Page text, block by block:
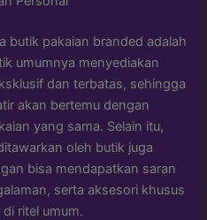
butik pakaian branded adalah
umumnya menyediakan
dan terbatas, sehingga
akan bertemu dengan
yang sama. Selain itu,
oleh butik juga
bisa mendapatkan saran
serta aksesori khusus
ritel umum.